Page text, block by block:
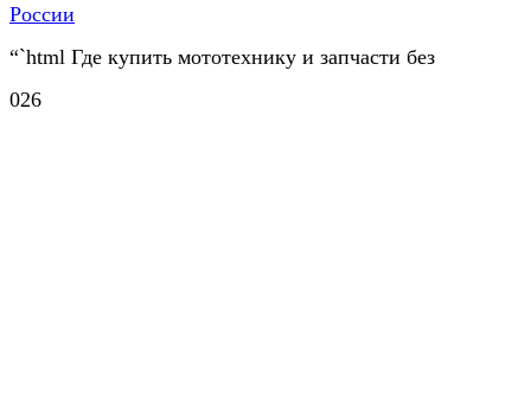
России
“`html Где купить мототехнику и запчасти без
026